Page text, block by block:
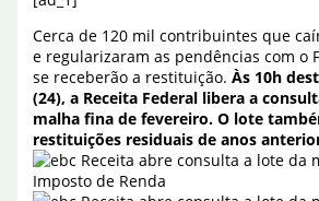
Cerca de 120 mil contribuintes que
e regularizaram as pendências com o
se receberão a restituição. Às 10h
(24), a Receita Federal libera a
malha fina de fevereiro. O lote
restituições residuais de anos